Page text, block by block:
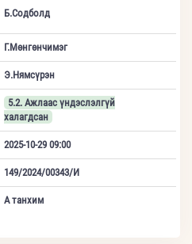
Б.Содболд
Г.Мөнгөнчимэг
Э.Нямсүрэн
5.2. Ажлаас үндэслэлгүй
халагдсан
2025-10-29 09:00
149/2024/00343/И
А танхим